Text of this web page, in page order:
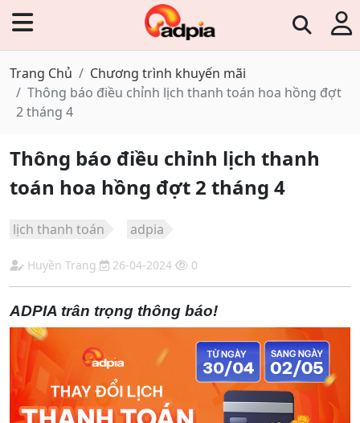
Trang Chủ
Chương trình khuyến mãi
Thông báo điều chỉnh lịch thanh toán hoa hồng đợt
2 tháng 4
Thông báo điều chỉnh lịch thanh
toán hoa hồng đợt 2 tháng 4
lịch thanh toán adpia
Huyền Trang 26-04-2024 0
ADPIA trân trọng thông báo!